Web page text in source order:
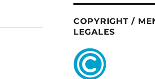
COPYRIGHT /
LEGALES